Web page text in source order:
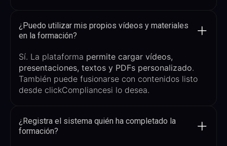
¿Puedo utilizar mis propios vídeos y materiales
en la formación?
Sí. La plataforma permite cargar vídeos,
presentaciones, textos y PDFs personalizado.
También puede fusionarse con contenidos listo
desde clickCompliancesi lo desea.
¿Registra el sistema quién ha completado la
formación?